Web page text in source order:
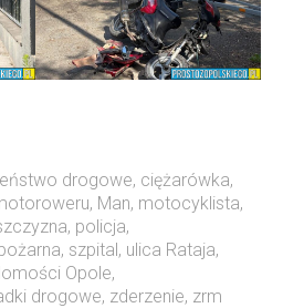
drogowe, ciężarówka,
, Man, motocyklista,
, policja,
, szpital, ulica Rataja,
Opole,
drogowe, zderzenie, zrm